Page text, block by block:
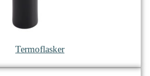
Termoflasker